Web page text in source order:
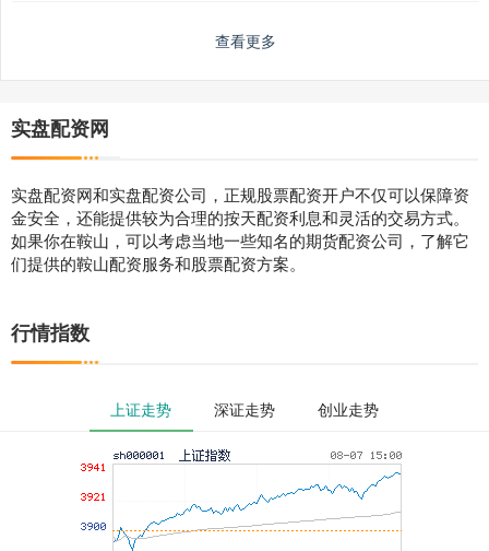
查看更多
实盘配资网
实盘配资网和实盘配资公司，正规股票配资开户不仅可以保障资
金安全，还能提供较为合理的按天配资利息和灵活的交易方式。
如果你在鞍山，可以考虑当地一些知名的期货配资公司，了解它
们提供的鞍山配资服务和股票配资方案。
行情指数
上证走势 深证走势 创业走势